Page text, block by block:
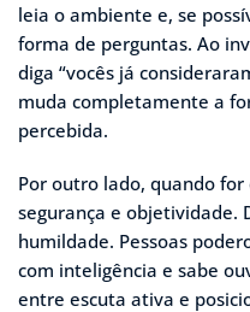
leia o ambiente e, se
forma de perguntas. Ao
diga “vocês já
muda completamente a
percebida.
Por outro lado, quando
segurança e objetividade.
humildade. Pessoas
com inteligência e sabe
entre escuta ativa e